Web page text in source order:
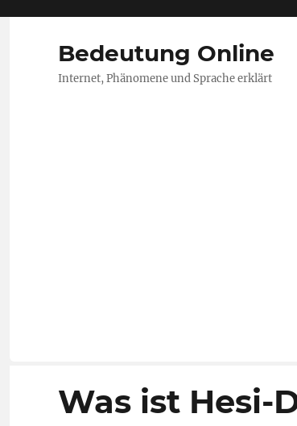
Bedeutung Online
Internet, Phänomene und Sprache erklärt
Was ist Hesi-